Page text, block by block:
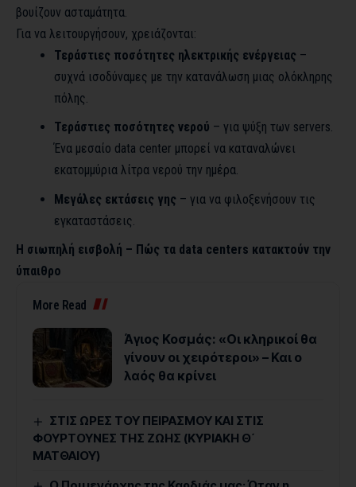
βουίζουν ασταμάτητα.
Για να λειτουργήσουν, χρειάζονται:
Τεράστιες ποσότητες ηλεκτρικής ενέργειας –
συχνά ισοδύναμες με την κατανάλωση μιας ολόκληρης
πόλης.
Τεράστιες ποσότητες νερού – για ψύξη των servers.
Ένα μεσαίο data center μπορεί να καταναλώνει
εκατομμύρια λίτρα νερού την ημέρα.
Μεγάλες εκτάσεις γης – για να φιλοξενήσουν τις
εγκαταστάσεις.
Η σιωπηλή εισβολή – Πώς τα data centers κατακτούν την
ύπαιθρο
More Read
Άγιος Κοσμάς: «Οι κληρικοί θα
γίνουν οι χειρότεροι» – Και ο
λαός θα κρίνει
ΣΤΙΣ ΩΡΕΣ ΤΟΥ ΠΕΙΡΑΣΜΟΥ ΚΑΙ ΣΤΙΣ
ΦΟΥΡΤΟΥΝΕΣ ΤΗΣ ΖΩΗΣ (ΚΥΡΙΑΚΗ Θ΄
ΜΑΤΘΑΙΟΥ)